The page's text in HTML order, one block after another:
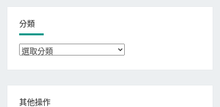
分類
分
其他操作